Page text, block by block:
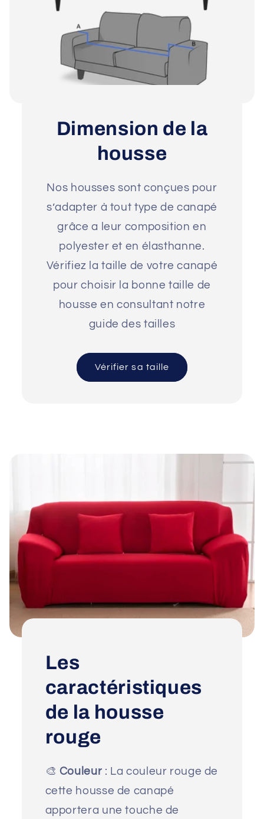
Dimension de la
housse
Nos housses sont conçues pour
s’adapter à tout type de canapé
grâce a leur composition en
polyester et en élasthanne.
Vérifiez la taille de votre canapé
pour choisir la bonne taille de
housse en consultant notre
guide des tailles
Vérifier sa taille
Les
caractéristiques
de la housse
rouge
🎨 Couleur : La couleur rouge de
cette housse de canapé
apportera une touche de